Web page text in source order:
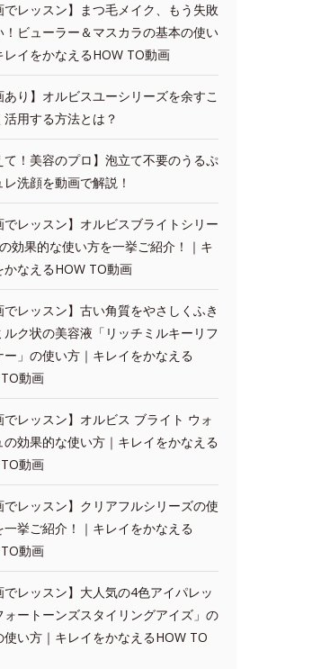
でレッスン】まつ毛メイク、もう失敗
！ビューラー＆マスカラの基本の使い
レイをかなえるHOW TO動画
あり】オルビスユーシリーズを余すこ
活用する方法とは？
て！美容のプロ】泡立て不要のうるぷ
レ洗顔を動画で解説！
でレッスン】オルビスブライトシリー
効果的な使い方を一挙ご紹介！｜キ
かなえるHOW TO動画
でレッスン】古い角質をやさしくふき
ルク状の美容液「リッチミルキーリフ
ー」の使い方｜キレイをかなえる
動画
でレッスン】オルビス ブライト ウォ
の効果的な使い方｜キレイをかなえる
動画
でレッスン】クリアフルシリーズの使
一挙ご紹介！｜キレイをかなえる
動画
でレッスン】大人気の4色アイパレッ
ォートーンズスタイリングアイズ」の
使い方｜キレイをかなえるHOW TO